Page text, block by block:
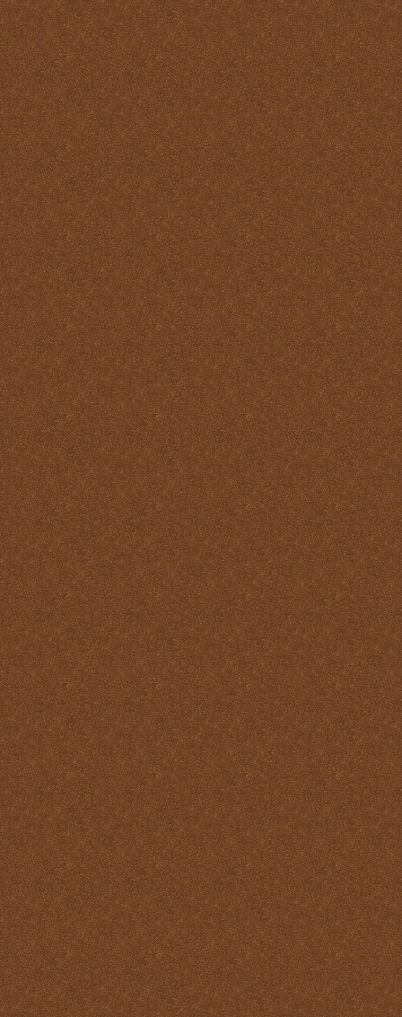
María Santísima y la
Eucaristía
María Santísima y la Santa
Misa
Misas Gregorianas
Misterio de unidad
Necesidad de aprender lo
que es la Santa Misa
No hay cosa que más odie
el demonio que la Santa
Misa
Nuestra vida debe ser una
Santa Misa prolongada
Nuestro sacrificio se
transforma en el sacrificio
de Cristo
Ofertorio
Participación
Partícipes de la naturaleza
divina
Petición y acción de
gracias
Plegarias Eucarísticas
Por Cristo con Él y en Él
Preparación para la Santa
Misa
Real y verdadera presencia
de Jesús en la Eucaristía
remotepost@sancta-missa-
cotidiana.org
Reparación
Ser Eucaristía
Sin etiqueta
Transubstanciación
Un milagro de amor